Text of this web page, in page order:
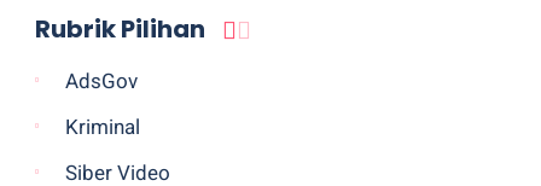
Rubrik Pilihan
AdsGov
Kriminal
Siber Video